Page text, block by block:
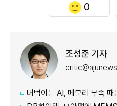
0
조성준 기자
버벅이는 AI, 메모리 부족 때문…SK